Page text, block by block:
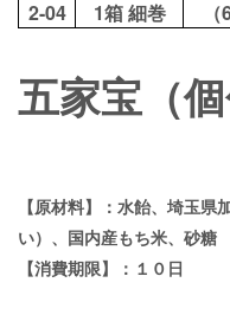
2-04
1箱 細巻
五家宝（個
【原材料】：水飴、埼玉
い）、国内産もち米、砂糖
【消費期限】：１０日